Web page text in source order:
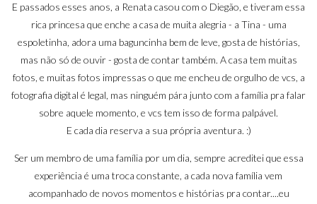
E passados esses anos, a Renata casou com o Diegão, e tiveram essa
rica princesa que enche a casa de muita alegria - a Tina - uma
espoletinha, adora uma baguncinha bem de leve, gosta de histórias,
mas não só de ouvir - gosta de contar também. A casa tem muitas
fotos, e muitas fotos impressas o que me encheu de orgulho de vcs, a
fotografia digital é legal, mas ninguém pára junto com a família pra falar
sobre aquele momento, e vcs tem isso de forma palpável.
E cada dia reserva a sua própria aventura. :)
Ser um membro de uma família por um dia, sempre acreditei que essa
experiência é uma troca constante, a cada nova família vem
acompanhado de novos momentos e histórias pra contar....eu